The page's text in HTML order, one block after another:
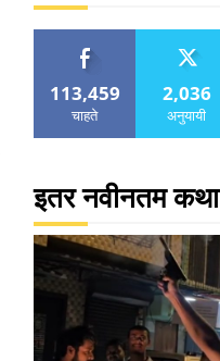
113,459
चाहते
2,036
अनुयायी
इतर नवीनतम कथा